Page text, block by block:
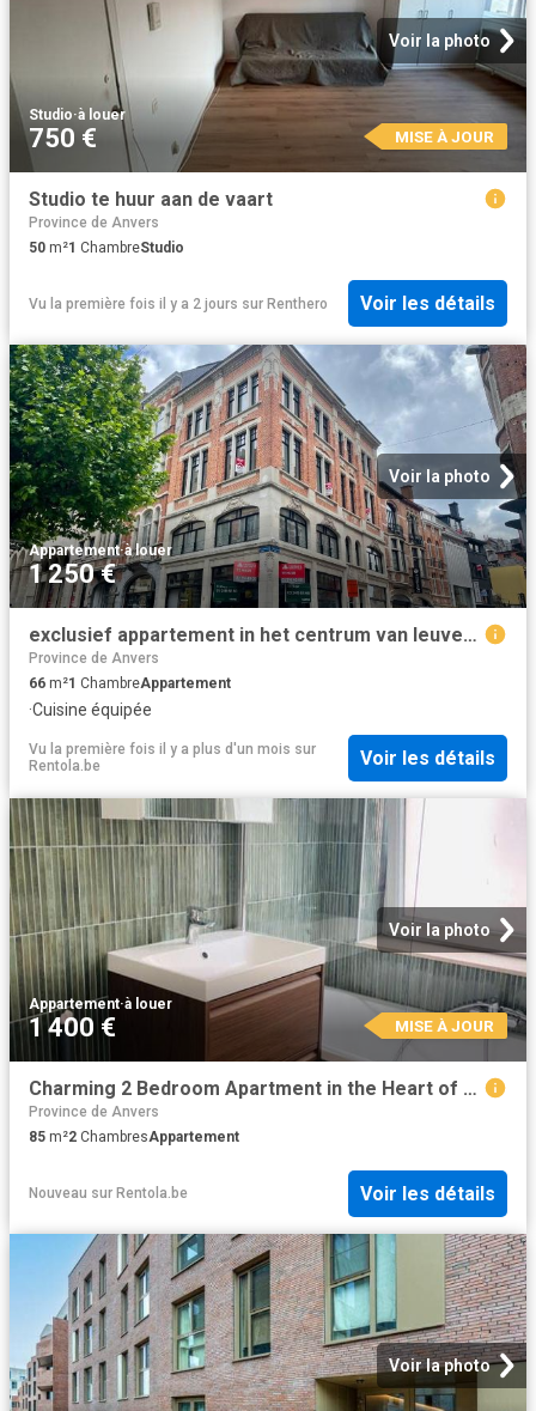
Voir la photo
Studio·à louer
750 € MISE À JOUR
Studio te huur aan de vaart
Province de Anvers
50 m²1 ChambreStudio
Vu la première fois il y a 2 jours sur Renthero Voir les détails
Voir la photo
Appartement·à louer
1 250 €
exclusief appartement in het centrum van leuven te huur
Province de Anvers
66 m²1 ChambreAppartement
·Cuisine équipée
Vu la première fois il y a plus d'un mois sur
Rentola.be
Voir les détails
Voir la photo
Appartement·à louer
1 400 € MISE À JOUR
Charming 2 Bedroom Apartment in the Heart of Leuven
Province de Anvers
85 m²2 ChambresAppartement
Nouveau sur Rentola.be Voir les détails
Voir la photo